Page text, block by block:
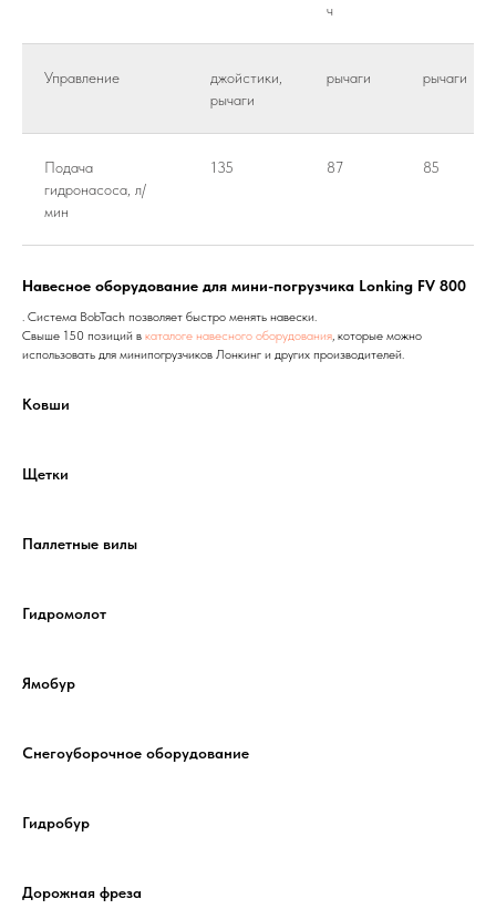
ч
Управление
джойстики,
рычаги
рычаги рычаги
Подача
гидронасоса, л/
мин
135 87 85
Навесное оборудование для мини-погрузчика Lonking FV 800
. Система BobTach позволяет быстро менять навески.
Свыше 150 позиций в каталоге навесного оборудования, которые можно
использовать для минипогрузчиков Лонкинг и других производителей.
Ковши
Щетки
Паллетные вилы
Гидромолот
Ямобур
Снегоуборочное оборудование
Гидробур
Дорожная фреза